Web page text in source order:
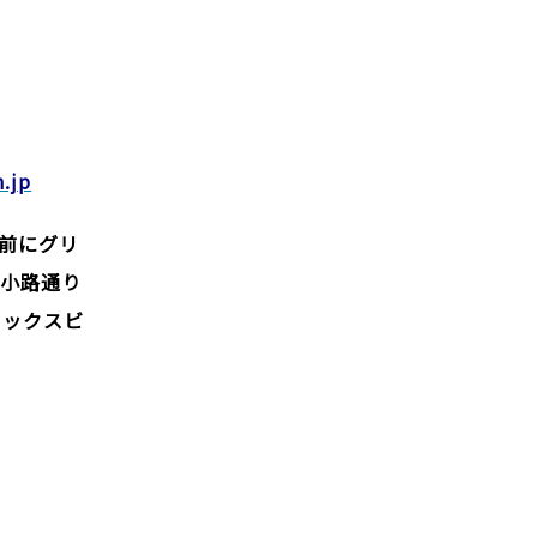
にグリ
路通り
クスビ